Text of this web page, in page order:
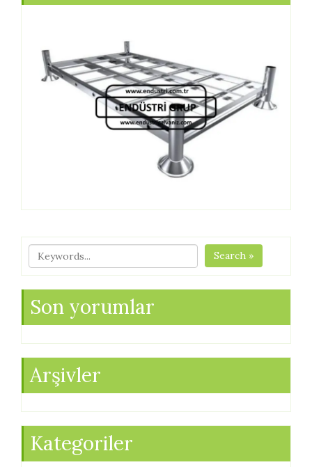
Search »
Son yorumlar
Arşivler
Kategoriler